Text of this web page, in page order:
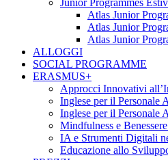
Junior Programmes
Atlas Junior
Atlas Junior
Atlas Junior
ALLOGGI
SOCIAL PROGRAMME
ERASMUS+
Approcci Innovativi
Inglese per il Personale
Inglese per il Personale
Mindfulness e
IA e Strumenti Digitali
Educazione allo